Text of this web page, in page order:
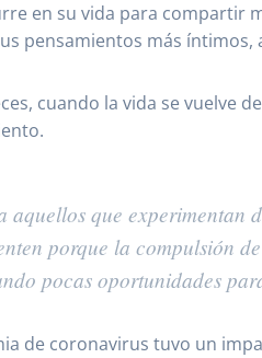
en su vida para compartir
pensamientos más íntimos,
cuando la vida se vuelve
aquellos que experimentan
porque la compulsión
pocas oportunidades
de coronavirus tuvo un